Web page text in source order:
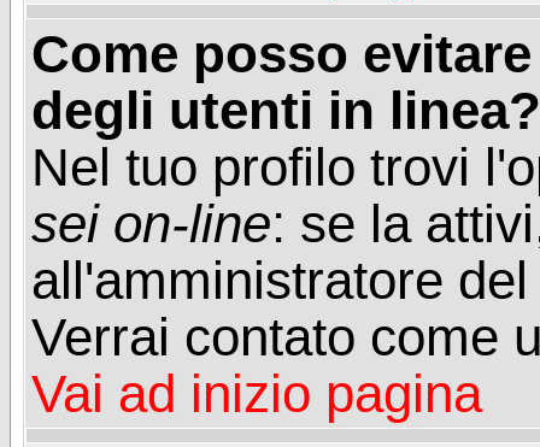
Come posso
degli utenti in linea?
Nel tuo profilo trovi
sei on-line: se la
all'amministratore
Verrai contato come
Vai ad inizio pagina